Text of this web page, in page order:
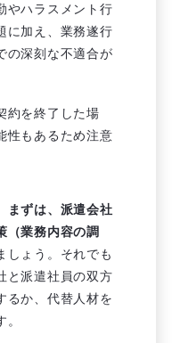
やハラスメント行
に加え、業務遂行
の深刻な不適合が
約を終了した場
性もあるため注意
まずは、 派遣会社
（業務内容の調
しょう。それでも
と派遣社員の双方
るか、代替人材を